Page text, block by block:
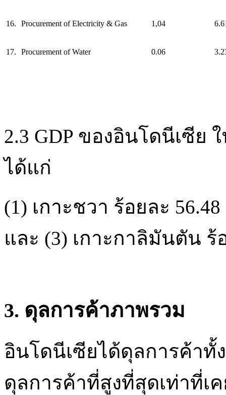
16. Procurement of Electricity & Gas 1,04
17. Procurement of Water 0.06
2.3 GDP ของอินโดนีเซีย
ได้แก่
(1) เกาะชวา ร้อยละ
และ (3) เกาะกาลิมันตัน ร้
3. ดุลการค้าภาพรวม
อินโดนีเซียได้ดุลการค้าทั้
ดุลการค้าที่สูงที่สุดเท่าที่เ